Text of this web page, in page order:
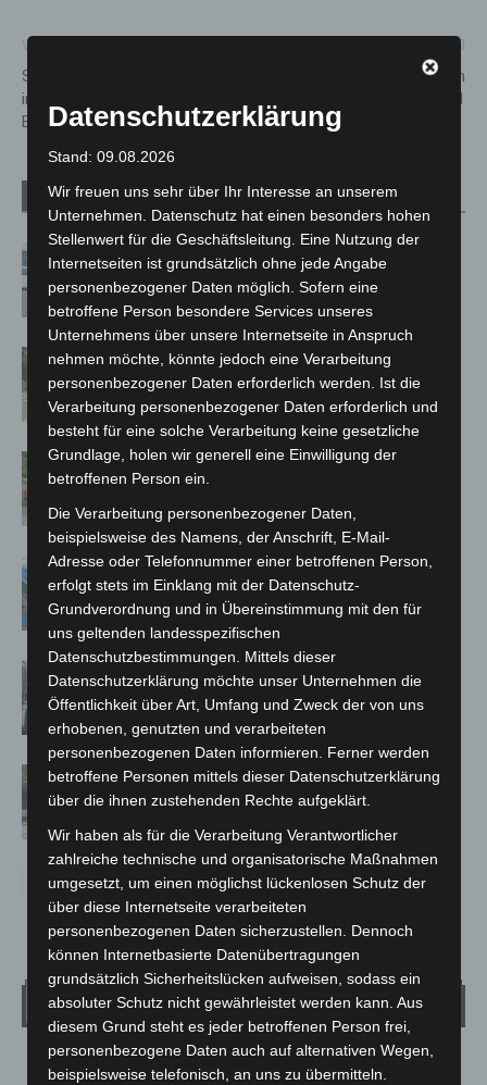
Sanierung des Gartentheaters
in Herrenhausen geht zweite
Bauphase
Herrenhausen-Termine im
Januar 2021
Verwandte Artikel Mehr vom Autor
Niedersachsen: Feuerwehrkräfte
kehren nach Waldbrandeinsatz aus
Spanien zurück
Brand im „Haus der Begegnung“ in
Neuwarmbüchen schnell eingedämmt
Region Hannover: 21 neue
Notfallsanitäter starten beim Roten
Kreuz
Mann läuft mit Hockeyschläger über
A7 – Polizei sucht Zeugen
Celle: Mensch stirbt bei Bagger-Unfall
auf Baustelle
Gasleitung bei McDonald’s-Umbau in
Langenhagen beschädigt
Wetter
LANGENHAGEN
Datenschutzerklärung
Stand: 09.08.2026
Wir freuen uns sehr über Ihr Interesse an unserem
Unternehmen. Datenschutz hat einen besonders hohen
Stellenwert für die Geschäftsleitung. Eine Nutzung der
Internetseiten ist grundsätzlich ohne jede Angabe
personenbezogener Daten möglich. Sofern eine
betroffene Person besondere Services unseres
Unternehmens über unsere Internetseite in Anspruch
nehmen möchte, könnte jedoch eine Verarbeitung
personenbezogener Daten erforderlich werden. Ist die
Verarbeitung personenbezogener Daten erforderlich und
besteht für eine solche Verarbeitung keine gesetzliche
Grundlage, holen wir generell eine Einwilligung der
betroffenen Person ein.
Die Verarbeitung personenbezogener Daten,
beispielsweise des Namens, der Anschrift, E-Mail-
Adresse oder Telefonnummer einer betroffenen Person,
erfolgt stets im Einklang mit der Datenschutz-
Grundverordnung und in Übereinstimmung mit den für
uns geltenden landesspezifischen
Datenschutzbestimmungen. Mittels dieser
Datenschutzerklärung möchte unser Unternehmen die
Öffentlichkeit über Art, Umfang und Zweck der von uns
erhobenen, genutzten und verarbeiteten
personenbezogenen Daten informieren. Ferner werden
betroffene Personen mittels dieser Datenschutzerklärung
über die ihnen zustehenden Rechte aufgeklärt.
Wir haben als für die Verarbeitung Verantwortlicher
zahlreiche technische und organisatorische Maßnahmen
umgesetzt, um einen möglichst lückenlosen Schutz der
über diese Internetseite verarbeiteten
personenbezogenen Daten sicherzustellen. Dennoch
können Internetbasierte Datenübertragungen
grundsätzlich Sicherheitslücken aufweisen, sodass ein
absoluter Schutz nicht gewährleistet werden kann. Aus
diesem Grund steht es jeder betroffenen Person frei,
personenbezogene Daten auch auf alternativen Wegen,
beispielsweise telefonisch, an uns zu übermitteln.